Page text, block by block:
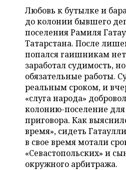
КОМУ ПРИНАДЛЕЖАТ
ТОРГОВЫЕ ЦЕНТРЫ
ТАТАРСТАНА
БЮДЖЕТ
ИНВЕСТИЦИИ
МАШИНОСТРОЕНИЕ
НЕФТЕХИМИЯ
НЕФТЬ
ОПК
ЭНЕРГЕТИКА
НОВОСТИ АВТО
БИЗНЕС
НОВОСТИ БИЗНЕСА
РОЗНИЧНАЯ ТОРГОВЛЯ
ТРАНСПОРТ
УСЛУГИ
ТЕХНОЛОГИИ
НОВОСТИ ТЕХНОЛОГИЙ
МЕДИА
ТЕЛЕКОММУНИКАЦИИ
МЕРОПРИЯТИЯ
НОВОСТИ МЕРОПРИЯТИЙ
ВЫЕЗДНАЯ РЕДАКЦИЯ
БИЗНЕС-БРАНЧИ
ONLINE-КОНФЕРЕНЦИИ
СПОРТ
НОВОСТИ СПОРТА
ФУТБОЛ
ХОККЕЙ
ОБЩЕСТВО
НОВОСТИ ОБЩЕСТВА
ВЛАСТЬ
ФОТОГАЛЕРЕЯ
СЮЖЕТЫ
Любовь к бутылке и
до колонии бывшего
поселения Рамиля
Татарстана. После
попался гаишникам
заработал судимость,
обязательные работы.
реальным сроком, и
«слуга народа»
колонию-поселение
приговора. Как
время», сидеть
в свое время мотали
«Севастопольских» и
окружного арбитража.